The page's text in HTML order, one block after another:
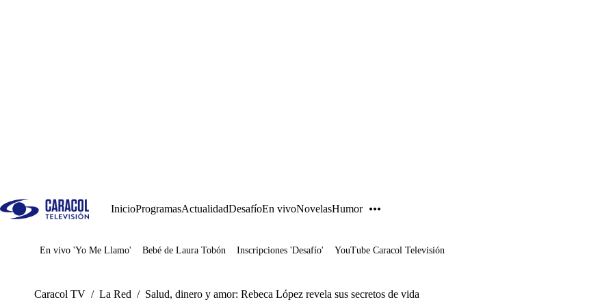
InicioProgramasActualidadDesafíoEn vivoNovelasHumor
Juegos
En vivo 'Yo Me Llamo' Bebé de Laura Tobón Inscripciones 'Desafío' YouTube Caracol Televisión
Caracol TV / La Red / Salud, dinero y amor: Rebeca López revela sus secretos de vida